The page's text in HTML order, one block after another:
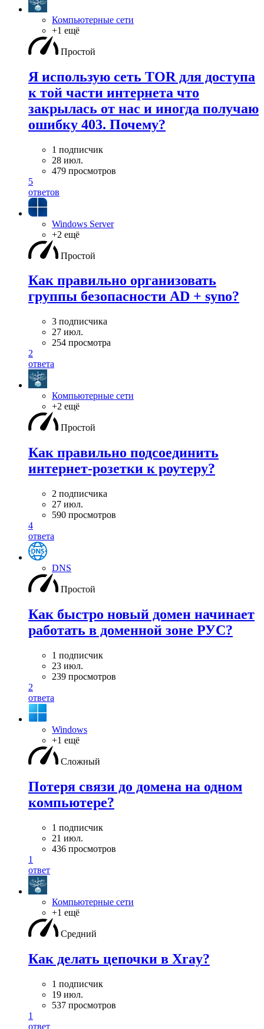
Компьютерные сети
+1 ещё
Простой
Я использую сеть TOR для доступа
к той части интернета что
закрылась от нас и иногда получаю
ошибку 403. Почему?
1 подписчик
28 июл.
479 просмотров
5
ответов
Windows Server
+2 ещё
Простой
Как правильно организовать
группы безопасности AD + syno?
3 подписчика
27 июл.
254 просмотра
2
ответа
Компьютерные сети
+2 ещё
Простой
Как правильно подсоединить
интернет-розетки к роутеру?
2 подписчика
27 июл.
590 просмотров
4
ответа
DNS
Простой
Как быстро новый домен начинает
работать в доменной зоне РУС?
1 подписчик
23 июл.
239 просмотров
2
ответа
Windows
+1 ещё
Сложный
Потеря связи до домена на одном
компьютере?
1 подписчик
21 июл.
436 просмотров
1
ответ
Компьютерные сети
+1 ещё
Средний
Как делать цепочки в Xray?
1 подписчик
19 июл.
537 просмотров
1
ответ